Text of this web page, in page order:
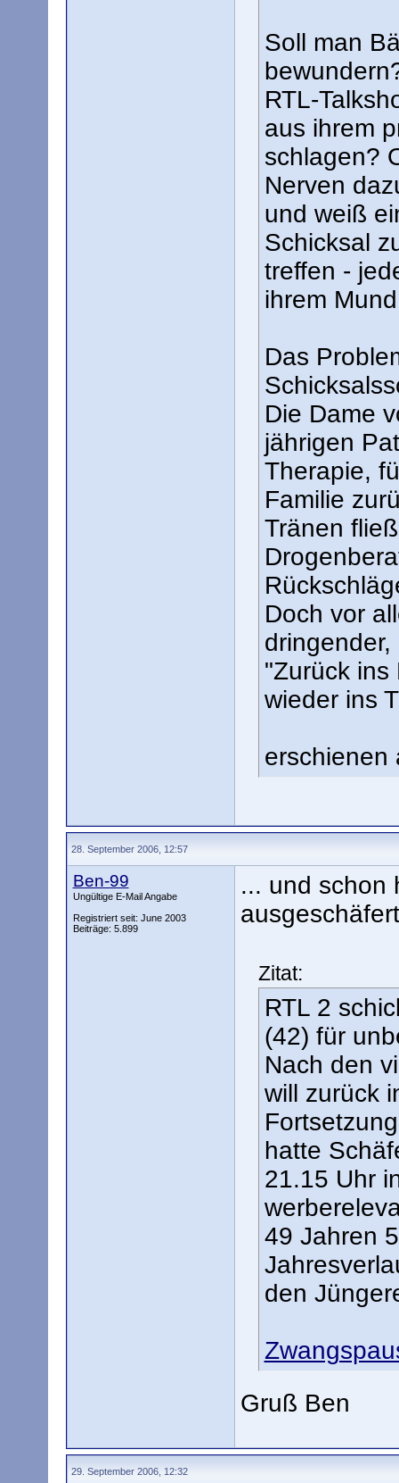
Soll man
RTL-
aus ihrem
schlagen?
Nerven
und weiß
Schicksal
treffen -
ihrem
Das
Die Dame
jährigen
Therapie,
Familie
Tränen
Doch vor
"Zurück ins
wieder ins
erschienen
28. September 2006, 12:57
Ben-99
Ungültige E-Mail Angabe
Registriert seit: June 2003
Beiträge: 5.899
... und schon
Zitat:
RTL 2
(42) für
Nach den
will zurück
hatte
21.15 Uhr
49 Jahren
den
Gruß Ben
29. September 2006, 12:32